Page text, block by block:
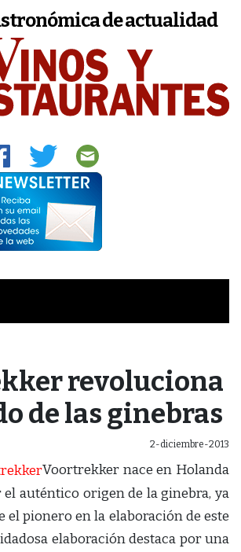
de actualidad
revoluciona
de las ginebras
2-diciembre-2013
Voortrekker nace en Holanda
auténtico origen de la ginebra, ya
el pionero en la elaboración de este
elaboración destaca por una